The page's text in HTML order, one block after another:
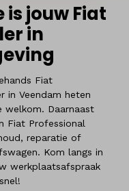
jouw Fiat
in
Fiat
in Veendam heten
welkom. Daarnaast
Fiat Professional
reparatie of
Kom langs in
werkplaatsafspraak